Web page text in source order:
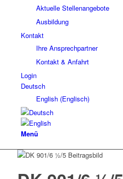
Aktuelle Stellenangebote
Ausbildung
Kontakt
Ihre Ansprechpartner
Kontakt & Anfahrt
Login
Deutsch
English(Englisch)
Menü